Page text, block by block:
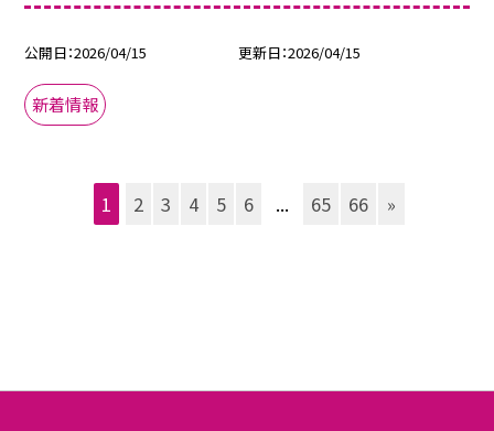
公開日 2026/04/15 更新日 2026/04/15
新着情報
1 2 3 4 5 6 ... 65 66 »